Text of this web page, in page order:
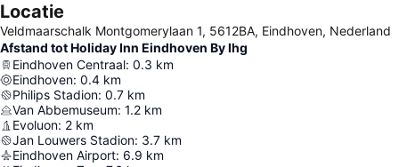
Locatie
Veldmaarschalk Montgomerylaan 1, 5612BA, Eindhoven, Nederland
Afstand tot Holiday Inn Eindhoven By Ihg
Eindhoven Centraal: 0.3 km
Eindhoven: 0.4 km
Philips Stadion: 0.7 km
Van Abbemuseum: 1.2 km
Evoluon: 2 km
Jan Louwers Stadion: 3.7 km
Eindhoven Airport: 6.9 km